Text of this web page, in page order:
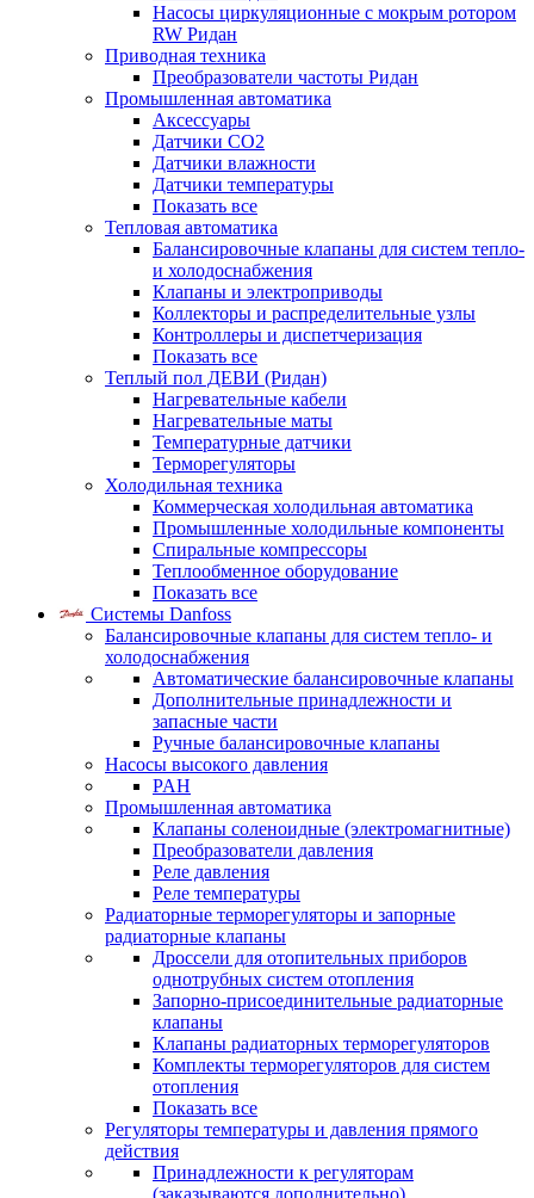
Насосы циркуляционные с мокрым ротором
RW Ридан
Приводная техника
Преобразователи частоты Ридан
Промышленная автоматика
Аксессуары
Датчики CO2
Датчики влажности
Датчики температуры
Показать все
Тепловая автоматика
Балансировочные клапаны для систем тепло-
и холодоснабжения
Клапаны и электроприводы
Коллекторы и распределительные узлы
Контроллеры и диспетчеризация
Показать все
Теплый пол ДЕВИ (Ридан)
Нагревательные кабели
Нагревательные маты
Температурные датчики
Терморегуляторы
Холодильная техника
Коммерческая холодильная автоматика
Промышленные холодильные компоненты
Спиральные компрессоры
Теплообменное оборудование
Показать все
Системы Danfoss
Балансировочные клапаны для систем тепло- и
холодоснабжения
Автоматические балансировочные клапаны
Дополнительные принадлежности и
запасные части
Ручные балансировочные клапаны
Насосы высокого давления
PAH
Промышленная автоматика
Клапаны соленоидные (электромагнитные)
Преобразователи давления
Реле давления
Реле температуры
Радиаторные терморегуляторы и запорные
радиаторные клапаны
Дроссели для отопительных приборов
однотрубных систем отопления
Запорно-присоединительные радиаторные
клапаны
Клапаны радиаторных терморегуляторов
Комплекты терморегуляторов для систем
отопления
Показать все
Регуляторы температуры и давления прямого
действия
Принадлежности к регуляторам
(заказываются дополнительно)